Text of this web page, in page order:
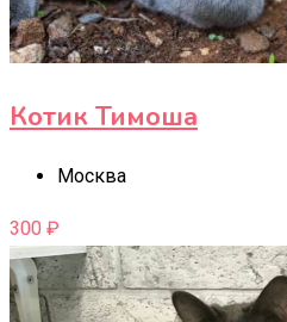
Котик Тимоша
Москва
300 ₽